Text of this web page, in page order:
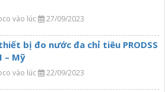
vào lúc 27/09/2023
bị đo nước đa chỉ tiêu PRODSS
– Mỹ
vào lúc 22/09/2023